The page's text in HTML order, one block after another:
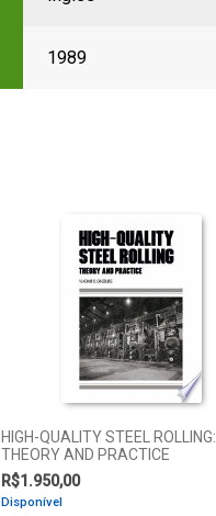
1989
HIGH-QUALITY STEEL ROLLING:
THEORY AND PRACTICE
R$1.950,00
Disponível